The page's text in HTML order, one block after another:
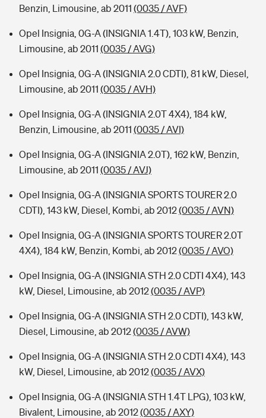
Benzin, Limousine, ab 2011 (0035 / AVF)
Opel Insignia, 0G-A (INSIGNIA 1.4T), 103 kW, Benzin,
Limousine, ab 2011 (0035 / AVG)
Opel Insignia, 0G-A (INSIGNIA 2.0 CDTI), 81 kW, Diesel,
Limousine, ab 2011 (0035 / AVH)
Opel Insignia, 0G-A (INSIGNIA 2.0T 4X4), 184 kW,
Benzin, Limousine, ab 2011 (0035 / AVI)
Opel Insignia, 0G-A (INSIGNIA 2.0T), 162 kW, Benzin,
Limousine, ab 2011 (0035 / AVJ)
Opel Insignia, 0G-A (INSIGNIA SPORTS TOURER 2.0
CDTI), 143 kW, Diesel, Kombi, ab 2012(0035 / AVN)
Opel Insignia, 0G-A (INSIGNIA SPORTS TOURER 2.0T
4X4), 184 kW, Benzin, Kombi, ab 2012(0035 / AVO)
Opel Insignia, 0G-A (INSIGNIA STH 2.0 CDTI 4X4), 143
kW, Diesel, Limousine, ab 2012(0035 / AVP)
Opel Insignia, 0G-A (INSIGNIA STH 2.0 CDTI), 143 kW,
Diesel, Limousine, ab 2012(0035 / AVW)
Opel Insignia, 0G-A (INSIGNIA STH 2.0 CDTI 4X4), 143
kW, Diesel, Limousine, ab 2012(0035 / AVX)
Opel Insignia, 0G-A (INSIGNIA STH 1.4T LPG), 103 kW,
Bivalent, Limousine, ab 2012(0035 / AXY)